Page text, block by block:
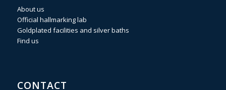
About us
Official hallmarking lab
Goldplated facilities and silver baths
Find us
CONTACT